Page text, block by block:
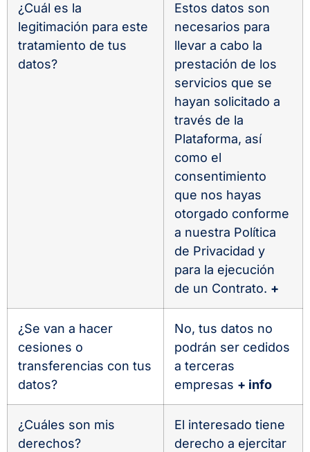
¿Cuál es la
legitimación para este
tratamiento de tus
datos?
Estos datos son
necesarios para
llevar a cabo la
prestación de los
servicios que se
hayan solicitado a
través de la
Plataforma, así
como el
consentimiento
que nos hayas
otorgado conforme
a nuestra Política
de Privacidad y
para la ejecución
de un Contrato. +
¿Se van a hacer
cesiones o
transferencias con tus
datos?
No, tus datos no
podrán ser cedidos
a terceras
empresas + info
¿Cuáles son mis
derechos?
El interesado tiene
derecho a ejercitar